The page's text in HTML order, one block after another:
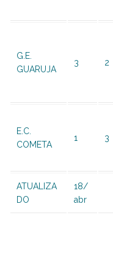
G.E.
GUARUJA
3 2
E.C.
COMETA
1 3
ATUALIZA
DO
18/
abr